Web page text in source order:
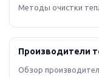
Методы очистки
Производители
Обзор